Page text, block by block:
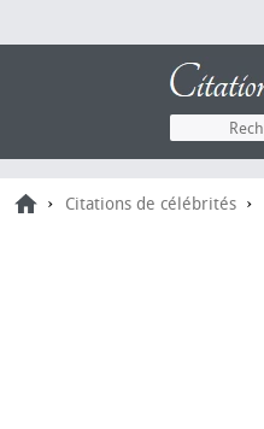
› Citations de célébrités ›